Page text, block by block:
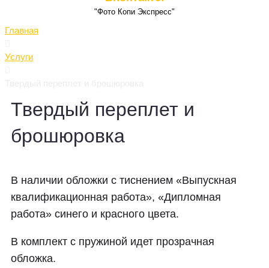
"Фото Копи Экспресс"
Главная
Услуги
Твердый переплет и
брошюровка
В наличии обложки с тиснением «Выпускная
квалификационная работа», «Дипломная
работа» синего и красного цвета.
В комплект с пружиной идет прозрачная
обложка.